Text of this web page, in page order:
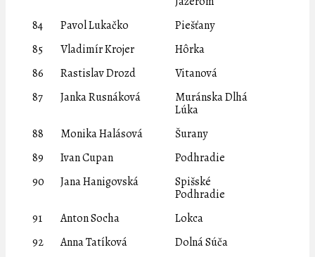
84
Pavol Lukačko
Piešťany
85
Vladimír Krojer
Hôrka
86
Rastislav Drozd
Vitanová
87
Janka Rusnáková
Muránska Dlhá
Lúka
88
Monika Halásová
Šurany
89
Ivan Cupan
Podhradie
90
Jana Hanigovská
Spišské
Podhradie
91
Anton Socha
Lokca
92
Anna Tatíková
Dolná Súča